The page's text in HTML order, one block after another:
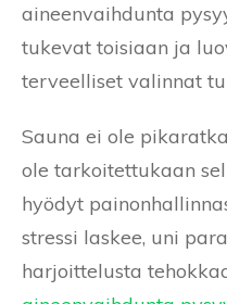
aineenvaihdunta
tukevat toisiaan ja
terveelliset valinnat
Sauna ei ole
ole tarkoitettukaan
hyödyt
stressi laskee, uni
harjoittelusta